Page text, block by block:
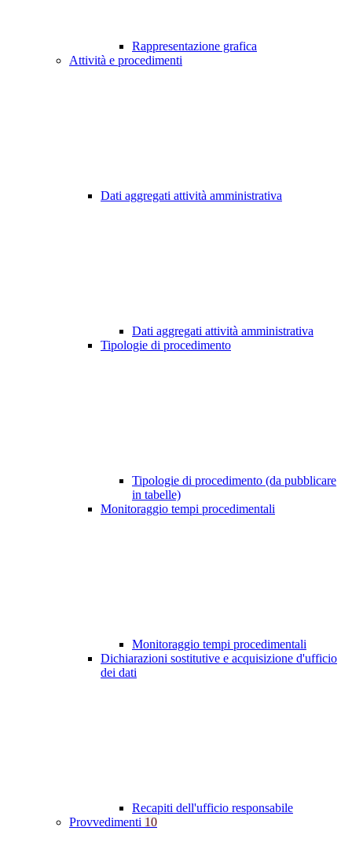
Rappresentazione grafica
Attività e procedimenti
Dati aggregati attività amministrativa
Dati aggregati attività amministrativa
Tipologie di procedimento
Tipologie di procedimento (da pubblicare
in tabelle)
Monitoraggio tempi procedimentali
Monitoraggio tempi procedimentali
Dichiarazioni sostitutive e acquisizione d'ufficio
dei dati
Recapiti dell'ufficio responsabile
Provvedimenti 10